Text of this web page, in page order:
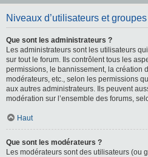
Niveaux d’utilisateurs et groupes
Que sont les administrateurs ?
Les administrateurs sont les utilisateurs
sur tout le forum. Ils contrôlent tous les
permissions, le bannissement, la création
modérateurs, etc., selon les permissions
aux autres administrateurs. Ils peuvent
modération sur l’ensemble des forums,
Haut
Que sont les modérateurs ?
Les modérateurs sont des utilisateurs (ou